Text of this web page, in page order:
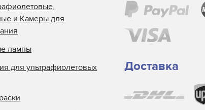
Доставка
и Камеры для
лампы
для ультрафиолетовых